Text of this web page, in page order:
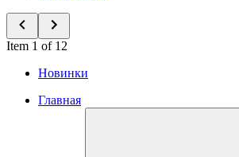
Item 1 of 12
Новинки
Главная